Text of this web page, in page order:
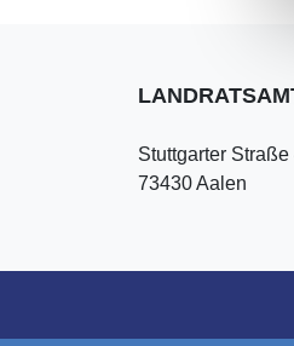
Stuttgarter Straße
73430 Aalen